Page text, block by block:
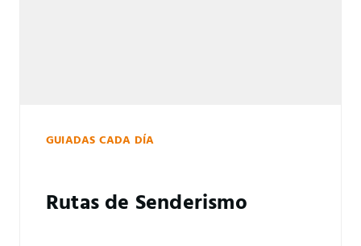
GUIADAS CADA DÍA
Rutas de Senderismo